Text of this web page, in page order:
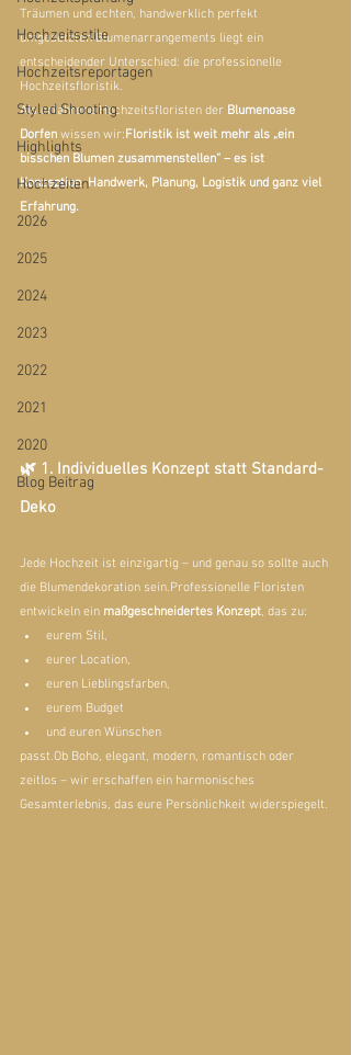
Hochzeitsstile
Hochzeitsreportagen
Styled Shooting
Highlights
Hochzeiten
2026
2025
2024
2023
2022
2021
2020
Blog Beitrag
Träumen und echten, handwerklich perfekt
umgesetzten Blumenarrangements liegt ein
entscheidender Unterschied: die professionelle
Hochzeitsfloristik.
Als erfahrene Hochzeitsfloristen der Blumenoase
Dorfen wissen wir:Floristik ist weit mehr als „ein
bisschen Blumen zusammenstellen“ – es ist
Konzeption, Handwerk, Planung, Logistik und ganz viel
Erfahrung.
🌿 1. Individuelles Konzept statt Standard-
Deko
Jede Hochzeit ist einzigartig – und genau so sollte auch
die Blumendekoration sein.Professionelle Floristen
entwickeln ein maßgeschneidertes Konzept, das zu:
eurem Stil,
eurer Location,
euren Lieblingsfarben,
eurem Budget
und euren Wünschen
passt.Ob Boho, elegant, modern, romantisch oder
zeitlos – wir erschaffen ein harmonisches
Gesamterlebnis, das eure Persönlichkeit widerspiegelt.